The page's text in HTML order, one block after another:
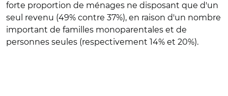
forte proportion de ménages ne disposant que d'un
seul revenu (49% contre 37%), en raison d'un nombre
important de familles monoparentales et de
personnes seules (respectivement 14% et 20%).